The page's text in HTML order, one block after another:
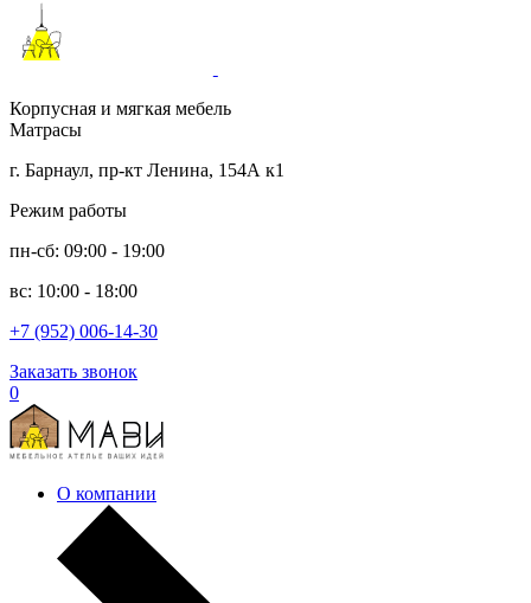
Корпусная и мягкая мебель
Матрасы
г. Барнаул, пр-кт Ленина, 154А к1
Режим работы
пн-сб: 09:00 - 19:00
вс: 10:00 - 18:00
+7 (952) 006-14-30
Заказать звонок
0
О компании